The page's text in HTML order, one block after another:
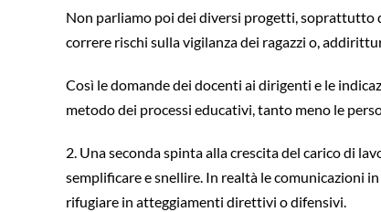
Non parliamo poi dei diversi progetti, soprattutto
correre rischi sulla vigilanza dei ragazzi o,
Così le domande dei docenti ai dirigenti e le
metodo dei processi educativi, tanto meno le
2. Una seconda spinta alla crescita del carico di
semplificare e snellire. In realtà le comunicazioni
rifugiare in atteggiamenti direttivi o difensivi.